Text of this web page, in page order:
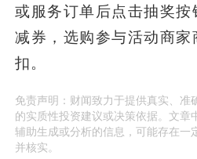
或服务订单后点击抽奖
减券，选购参与活动商
扣。
免责声明：财闻致力于提供真实、准
的实质性投资建议或决策依据。文章
辅助生成或分析的信息，可能存在一
并核实。